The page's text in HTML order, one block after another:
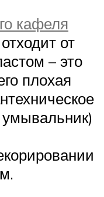
кафеля
от
– это
плохая